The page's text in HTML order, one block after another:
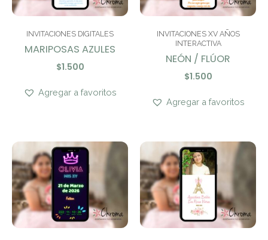
INVITACIONES DIGITALES
MARIPOSAS AZULES
$1.500
Agregar a favoritos
INVITACIONES XV AÑOS
INTERACTIVA
NEÓN / FLÚOR
$1.500
Agregar a favoritos